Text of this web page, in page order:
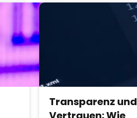
Transparenz und